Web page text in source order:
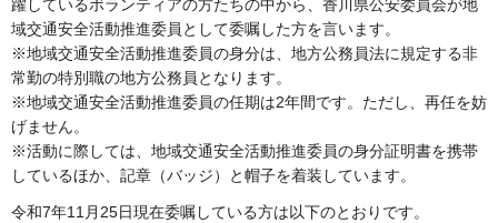
躍しているボランティアの方たちの中から、香川県公安委員会が地
域交通安全活動推進委員として委嘱した方を言います。
※地域交通安全活動推進委員の身分は、地方公務員法に規定する非
常勤の特別職の地方公務員となります。
※地域交通安全活動推進委員の任期は2年間です。ただし、再任を妨
げません。
※活動に際しては、地域交通安全活動推進委員の身分証明書を携帯
しているほか、記章（バッジ）と帽子を着装しています。
令和7年11月25日現在委嘱している方は以下のとおりです。